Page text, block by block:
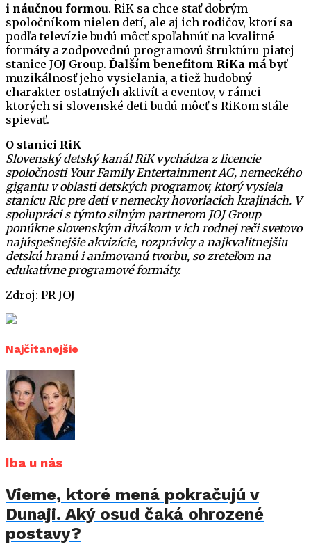
i náučnou formou. RiK sa chce stať dobrým
spoločníkom nielen detí, ale aj ich rodičov, ktorí sa
podľa televízie budú môcť spoľahnúť na kvalitné
formáty a zodpovednú programovú štruktúru piatej
stanice JOJ Group. Ďalším benefitom RiKa má byť
muzikálnosť jeho vysielania, a tiež hudobný
charakter ostatných aktivít a eventov, v rámci
ktorých si slovenské deti budú môcť s RiKom stále
spievať.
O stanici RiK
Slovenský detský kanál RiK vychádza z licencie
spoločnosti Your Family Entertainment AG, nemeckého
gigantu v oblasti detských programov, ktorý vysiela
stanicu Ric pre deti v nemecky hovoriacich krajinách. V
spolupráci s týmto silným partnerom JOJ Group
ponúkne slovenským divákom v ich rodnej reči svetovo
najúspešnejšie akvizície, rozprávky a najkvalitnejšiu
detskú hranú i animovanú tvorbu, so zreteľom na
edukatívne programové formáty.
Zdroj: PR JOJ
Najčítanejšie
Iba u nás
Vieme, ktoré mená pokračujú v
Dunaji. Aký osud čaká ohrozené
postavy?